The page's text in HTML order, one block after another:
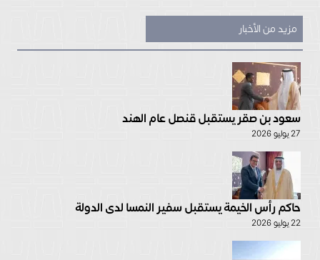
مزيد من الأخبار
سعود بن صقر يستقبل قنصل عام الهند
27 يوليو 2026
حاكم رأس الخيمة يستقبل سفير النمسا لدى الدولة
22 يوليو 2026